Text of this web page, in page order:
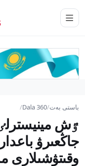
باستى بەت/
Dala 360
/
ٷش
جاڭعىرۋ
وقىتۋشىلارى